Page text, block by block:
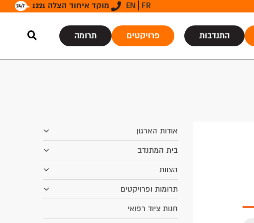
מוקד איחוד הצלה 1221 EN FR
התנדבות פרויקטים תרומה
אודות הארגון
בית המתנדב
הצוות
תרומות ופרויקטים
חנות ציוד רפואי